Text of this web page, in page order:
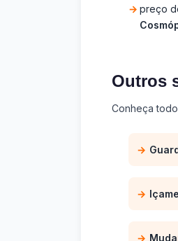
preço
Outros
Conheça